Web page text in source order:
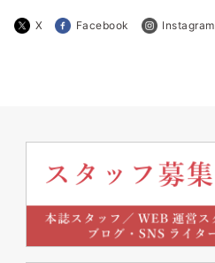
X Facebook Instagram